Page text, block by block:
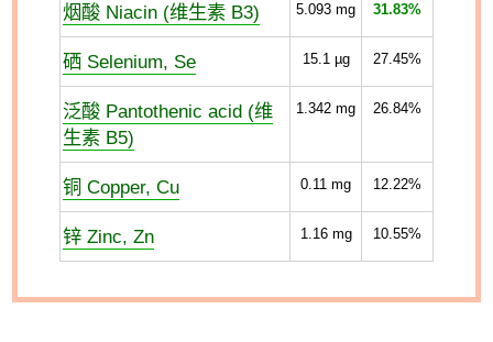
烟酸 Niacin (维生素 B3) 5.093 mg 31.83%
硒 Selenium, Se 15.1µg 27.45%
泛酸 Pantothenic acid (维
生素 B5)
1.342 mg 26.84%
铜 Copper, Cu 0.11 mg 12.22%
锌 Zinc, Zn 1.16mg 10.55%